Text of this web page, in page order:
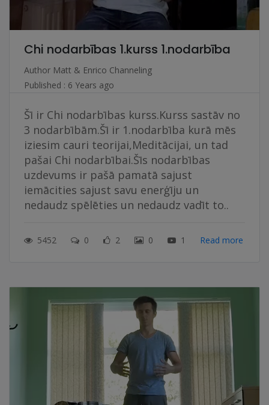
Chi nodarbības 1.kurss 1.nodarbība
Author Matt & Enrico Channeling
Published : 6 Years ago
Šī ir Chi nodarbības kurss.Kurss sastāv no
3 nodarbībām.Šī ir 1.nodarbība kurā mēs
iziesim cauri teorijai,Meditācijai, un tad
pašai Chi nodarbībai.Šīs nodarbības
uzdevums ir pašā pamatā sajust
iemācities sajust savu enerģīju un
nedaudz spēlēties un nedaudz vadīt to..
5452 0 2 0 1 Read more